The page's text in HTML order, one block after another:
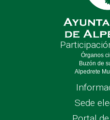
Órganos
Buzón de
Alpedrete
Sede